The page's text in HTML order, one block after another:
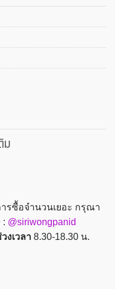
ม
รซื้อจำนวนเยอะ กรุณา
: @siriwongpanid
งเวลา 8.30-18.30 น.